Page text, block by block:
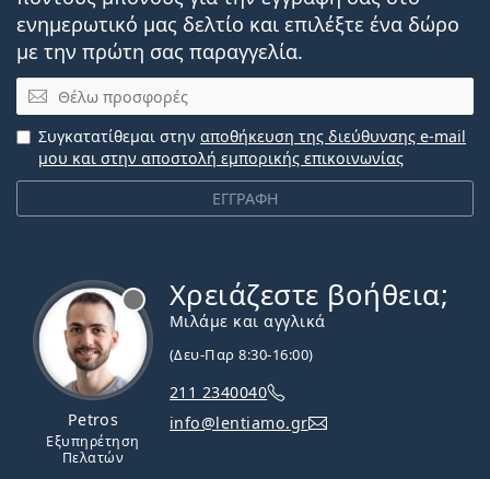
ενημερωτικό μας δελτίο και επιλέξτε ένα δώρο
με την πρώτη σας παραγγελία.
Email
ΕΓΓΡΑΦΗ
Συγκατατίθεμαι στην αποθήκευση της διεύθυνσης e-mail
μου και στην αποστολή εμπορικής επικοινωνίας
Petros
Εξυπηρέτηση
Πελατών
Χρειάζεστε βοήθεια;
Μιλάμε και αγγλικά
(Δευ-Παρ 8:30-16:00)
211 2340040
info@lentiamo.gr